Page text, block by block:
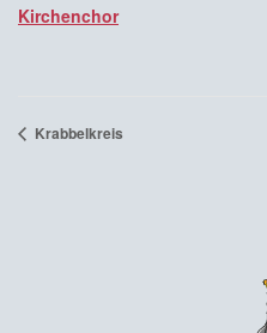
Kirchenchor
Krabbelkreis